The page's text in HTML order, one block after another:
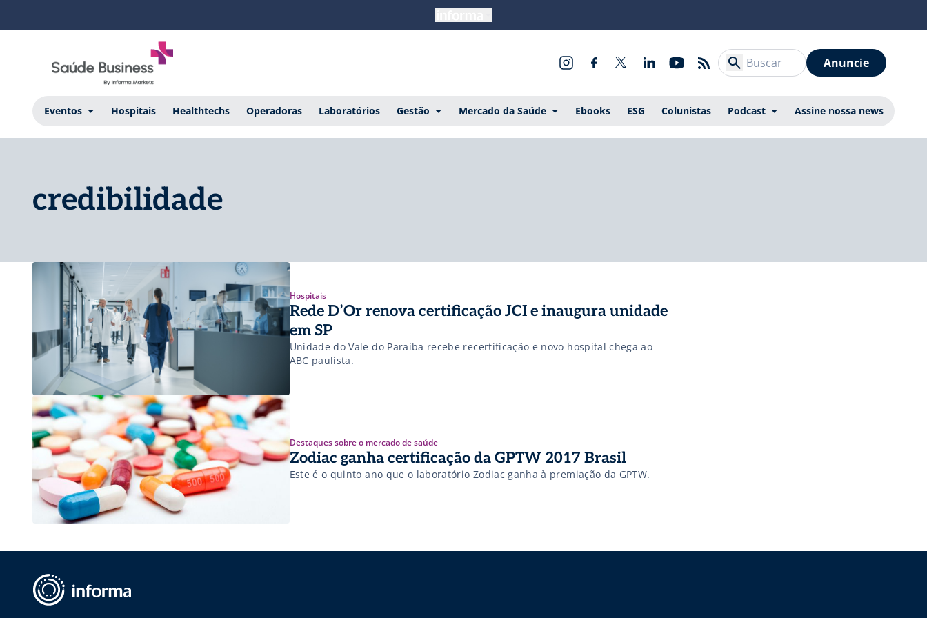
Anuncie
Eventos Hospitais Healthtechs Operadoras Laboratórios Gestão Mercado da Saúde Ebooks ESG Colunistas Podcast Assine nossa news
credibilidade
Hospitais
Rede D’Or renova certificação JCI e inaugura unidade
em SP
Unidade do Vale do Paraíba recebe recertificação e novo hospital chega ao
ABC paulista.
Destaques sobre o mercado de saúde
Zodiac ganha certificação da GPTW 2017 Brasil
Este é o quinto ano que o laboratório Zodiac ganha à premiação da GPTW.